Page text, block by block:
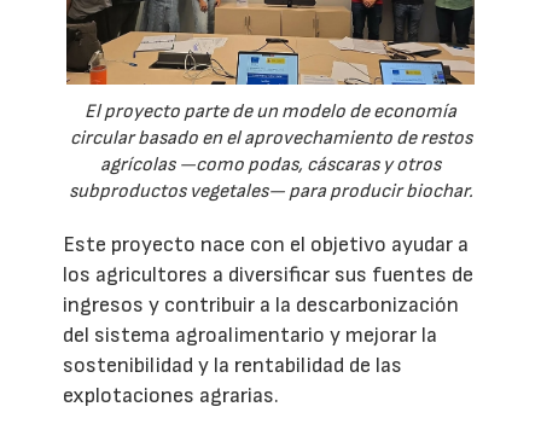
El proyecto parte de un modelo de economía
circular basado en el aprovechamiento de restos
agrícolas —como podas, cáscaras y otros
subproductos vegetales— para producir biochar.
Este proyecto nace con el objetivo ayudar a
los agricultores a diversificar sus fuentes de
ingresos y contribuir a la descarbonización
del sistema agroalimentario y mejorar la
sostenibilidad y la rentabilidad de las
explotaciones agrarias.